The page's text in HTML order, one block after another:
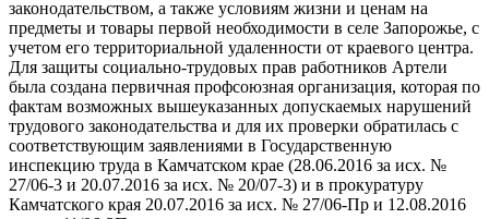
законодательством, а также условиям жизни и ценам на
предметы и товары первой необходимости в селе Запорожье, с
учетом его территориальной удаленности от краевого центра.
Для защиты социально-трудовых прав работников Артели
была создана первичная профсоюзная организация, которая по
фактам возможных вышеуказанных допускаемых нарушений
трудового законодательства и для их проверки обратилась с
соответствующим заявлениями в Государственную
инспекцию труда в Камчатском крае (28.06.2016 за исх. №
27/06-3 и 20.07.2016 за исх. № 20/07-3) и в прокуратуру
Камчатского края 20.07.2016 за исх. № 27/06-Пр и 12.08.2016